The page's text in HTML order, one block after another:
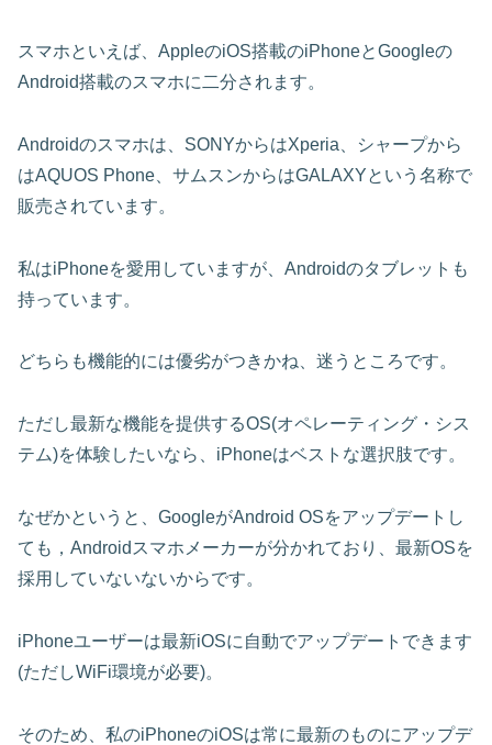
スマホといえば、AppleのiOS搭載のiPhoneとGoogleの
Android搭載のスマホに二分されます。
Androidのスマホは、SONYからはXperia、シャープから
はAQUOS Phone、サムスンからはGALAXYという名称で
販売されています。
私はiPhoneを愛用していますが、Androidのタブレットも
持っています。
どちらも機能的には優劣がつきかね、迷うところです。
ただし最新な機能を提供するOS(オペレーティング・シス
テム)を体験したいなら、iPhoneはベストな選択肢です。
なぜかというと、GoogleがAndroid OSをアップデートし
ても，Androidスマホメーカーが分かれており、最新OSを
採用していないないからです。
iPhoneユーザーは最新iOSに自動でアップデートできます
(ただしWiFi環境が必要)。
そのため、私のiPhoneのiOSは常に最新のものにアップデ